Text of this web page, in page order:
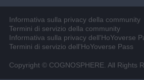
Informativa sulla privacy della community
Termini di servizio della community
Informativa sulla privacy dell'HoYoverse
Termini di servizio dell'HoYoverse Pass
Copyright © COGNOSPHERE. All Rights